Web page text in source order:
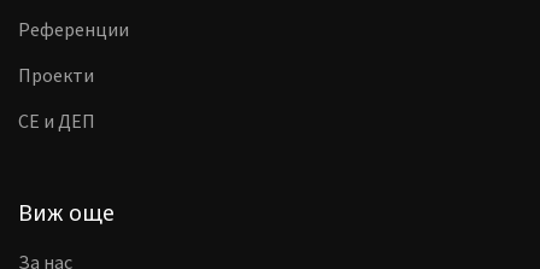
Референции
Проекти
CE и ДЕП
Виж още
За нас